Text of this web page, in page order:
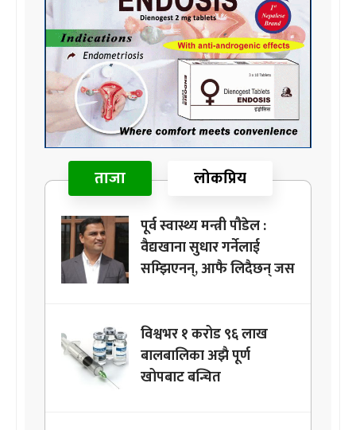
ताजा लोकप्रिय
पूर्व स्वास्थ्य मन्त्री पौडेल :
वैद्यखाना सुधार गर्नेलाई
सम्झिएनन्, आफै लिदैछन् जस
विश्वभर १ करोड ९६ लाख
बालबालिका अझै पूर्ण
खोपबाट बन्चित